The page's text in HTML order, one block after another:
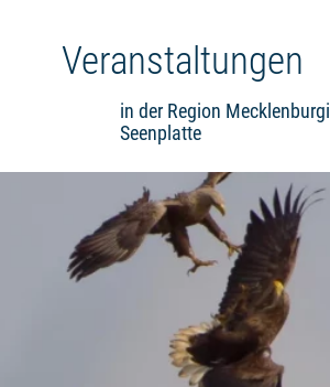
Veranstaltungen
in der Region
Seenplatte